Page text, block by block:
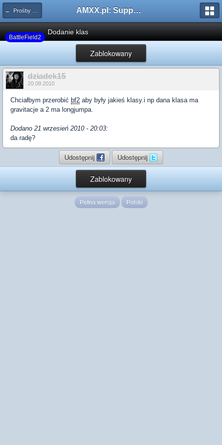
← Prośby o modyfikacje modów AMXX.pl: Support AMX Mod X i SourceMod
BattleField2
Dodanie klas
Zablokowany
dziadek15
20.09.2010
Chciałbym przerobić bf2 aby były jakieś klasy.i np dana klasa ma
gravitacje a 2 ma longjumpa.
Dodano 21 wrzesień 2010 - 20:03:
da radę?
Udostępnij Udostępnij
Zablokowany
Pełna wersja Polski